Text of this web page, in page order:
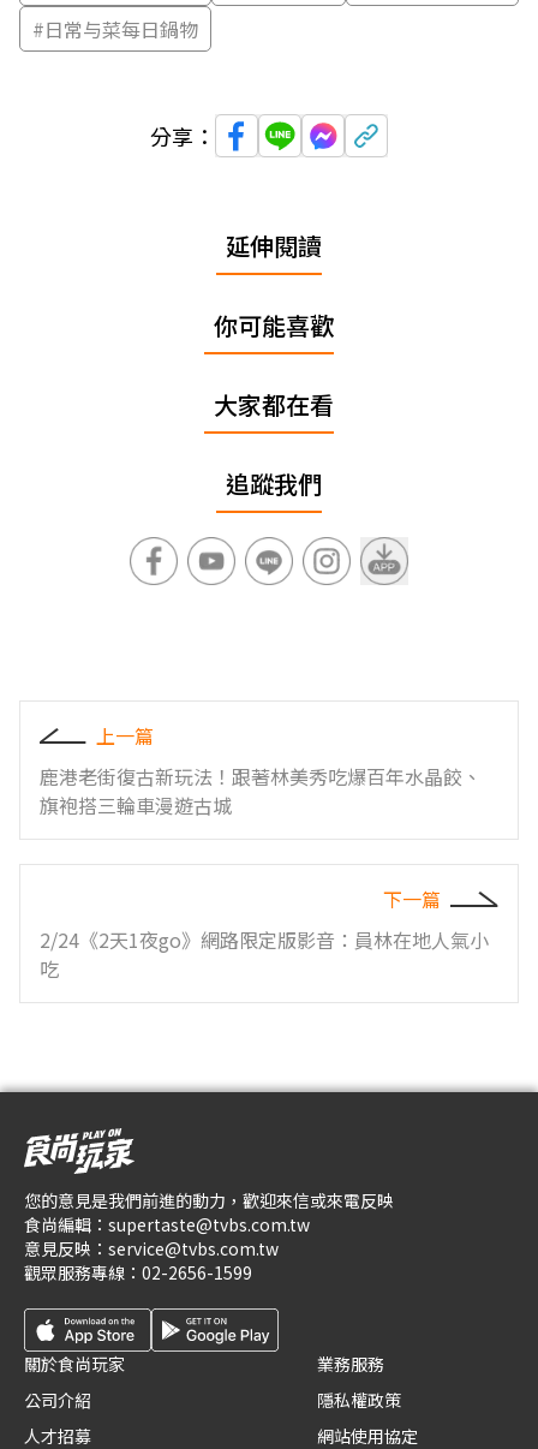
#日常与菜每日鍋物
分享：
延伸閱讀
你可能喜歡
大家都在看
追蹤我們
上一篇
鹿港老街復古新玩法！跟著林美秀吃爆百年水晶餃、
旗袍搭三輪車漫遊古城
下一篇
2/24《2天1夜go》網路限定版影音：員林在地人氣小
吃
您的意見是我們前進的動力，歡迎來信或來電反映
食尚編輯： supertaste@tvbs.com.tw
意見反映： service@tvbs.com.tw
觀眾服務專線： 02-2656-1599
關於食尚玩家
公司介紹
人才招募
業務服務
隱私權政策
網站使用協定